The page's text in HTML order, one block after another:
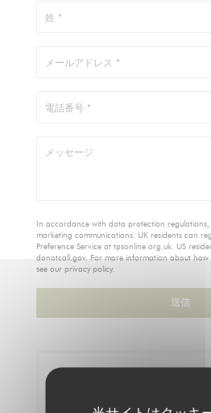
In accordance with data protection
marketing communications. UK residents can
Preference Service at tpsonline.org.uk. US
donotcall.gov. For more information about how
see our privacy policy.
予約